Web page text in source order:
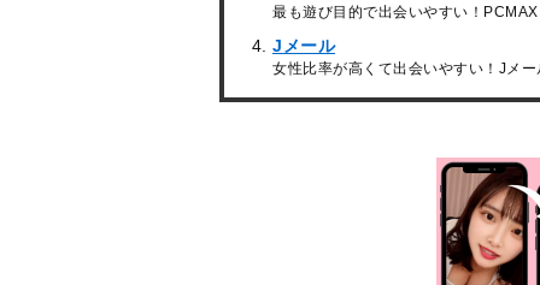
最も遊び目的で出会いやすい！PCMAX
Jメール
女性比率が高くて出会いやすい！Jメー